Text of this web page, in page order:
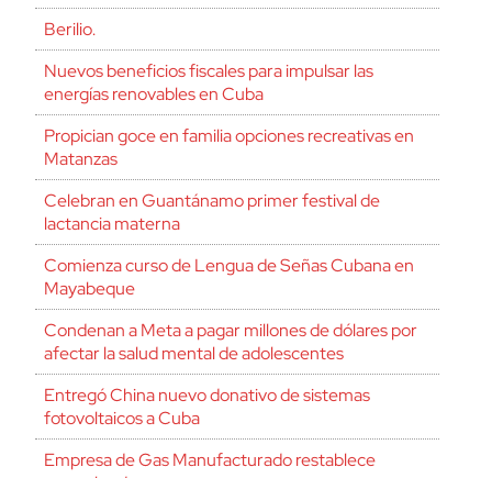
Berilio.
Nuevos beneficios fiscales para impulsar las
energías renovables en Cuba
Propician goce en familia opciones recreativas en
Matanzas
Celebran en Guantánamo primer festival de
lactancia materna
Comienza curso de Lengua de Señas Cubana en
Mayabeque
Condenan a Meta a pagar millones de dólares por
afectar la salud mental de adolescentes
Entregó China nuevo donativo de sistemas
fotovoltaicos a Cuba
Empresa de Gas Manufacturado restablece